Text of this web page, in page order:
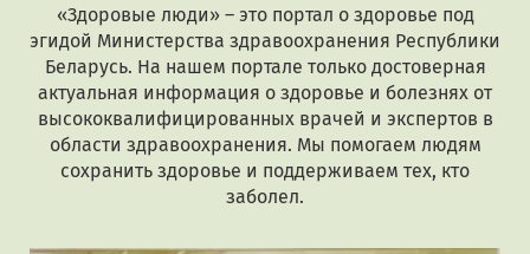
«Здоровые люди» – это портал о здоровье под
эгидой Министерства здравоохранения Республики
Беларусь. На нашем портале только достоверная
актуальная информация о здоровье и болезнях от
высококвалифицированных врачей и экспертов в
области здравоохранения. Мы помогаем людям
сохранить здоровье и поддерживаем тех, кто
заболел.